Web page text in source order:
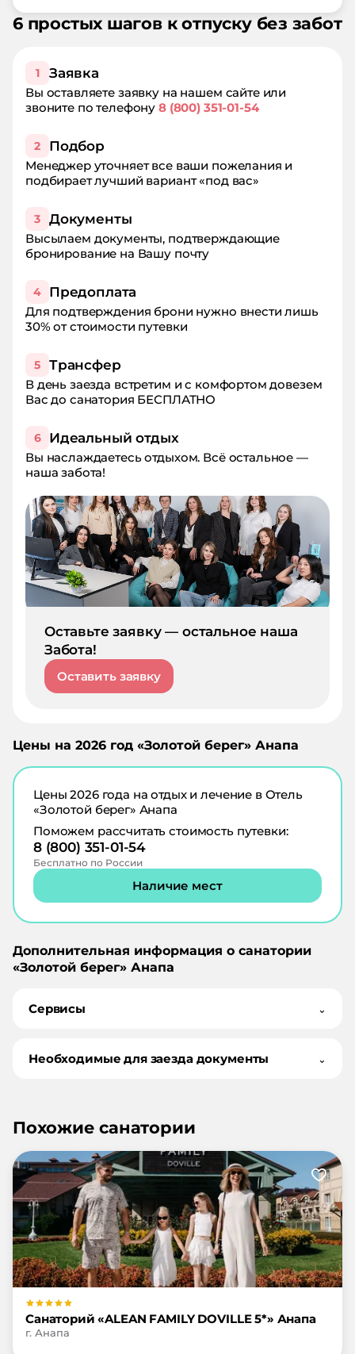
6 простых шагов к отпуску без забот
1 Заявка
Вы оставляете заявку на нашем сайте или
звоните по телефону8 (800) 351-01-54
2 Подбор
Менеджер уточняет все ваши пожелания и
подбирает лучший вариант «под вас»
3 Документы
Высылаем документы, подтверждающие
бронирование на Вашу почту
4 Предоплата
Для подтверждения брони нужно внести лишь
30% от стоимости путевки
5 Трансфер
В день заезда встретим и с комфортом довезем
Вас до санатория БЕСПЛАТНО
6 Идеальный отдых
Вы наслаждаетесь отдыхом. Всё остальное —
наша забота!
Оставьте заявку — остальное наша
Забота!
Оставить заявку
Цены на 2026 год «Золотой берег» Анапа
Цены2026года на отдых и лечение в Отель
«Золотой берег» Анапа
Поможем рассчитать стоимость путевки:
8 (800) 351-01-54
Бесплатно по России
Наличие мест
Дополнительная информация о санатории
«Золотой берег» Анапа
Сервисы ⌄
Необходимые для заезда документы ⌄
Похожие санатории
Санаторий «ALEAN FAMILY DOVILLE 5*» Анапа
г. Анапа